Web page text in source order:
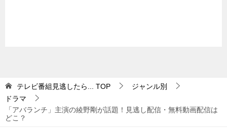
テレビ番組見逃したら... TOP
ジャンル別
ドラマ
「アバランチ」主演の綾野剛が話題！見逃し配信・無料動画配信は
どこ？